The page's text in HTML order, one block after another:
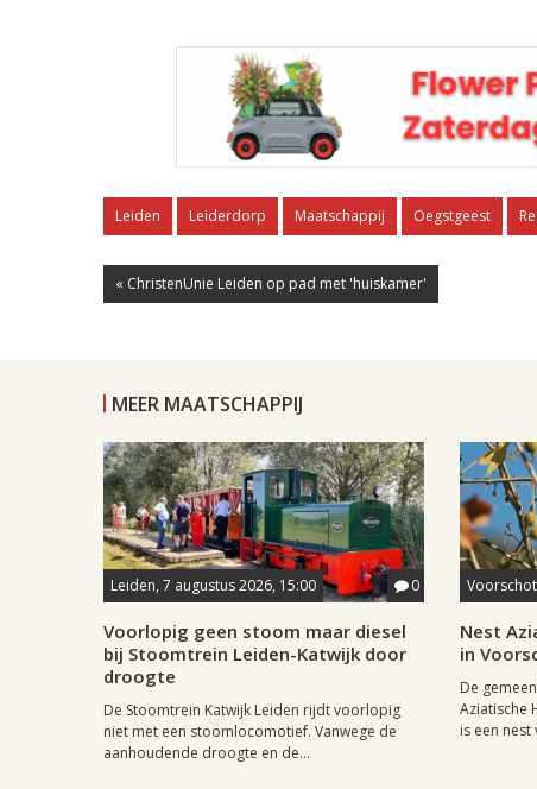
Leiden Leiderdorp Maatschappij Oegstgeest
« ChristenUnie Leiden op pad met 'huiskamer'
MEER MAATSCHAPPIJ
Leiden, 7 augustus 2026, 15:00 0
Voorlopig geen stoom maar diesel
bij Stoomtrein Leiden-Katwijk door
droogte
De Stoomtrein Katwijk Leiden rijdt voorlopig
niet met een stoomlocomotief. Vanwege de
aanhoudende droogte en de...
Nest
in
De
Aziatische
is een nest